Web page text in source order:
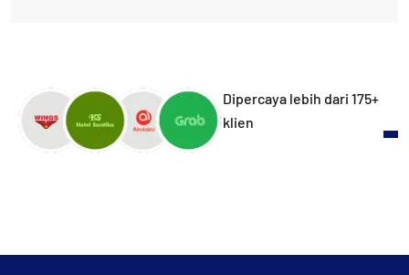
Dipercaya lebih dari 175+
klien